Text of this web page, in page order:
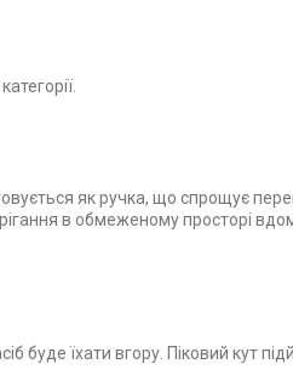
як ручка, що спрощує
в обмеженому просторі
буде їхати вгору. Піковий кут